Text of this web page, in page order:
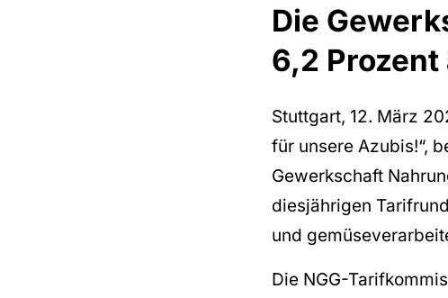
Die
6,2 Prozent
Stuttgart, 12. März
für unsere Azubis!“,
Gewerkschaft
diesjährigen
und
Die NGG-